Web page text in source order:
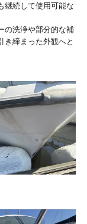
継続して使用可能な
の洗浄や部分的な補
き締まった外観へと